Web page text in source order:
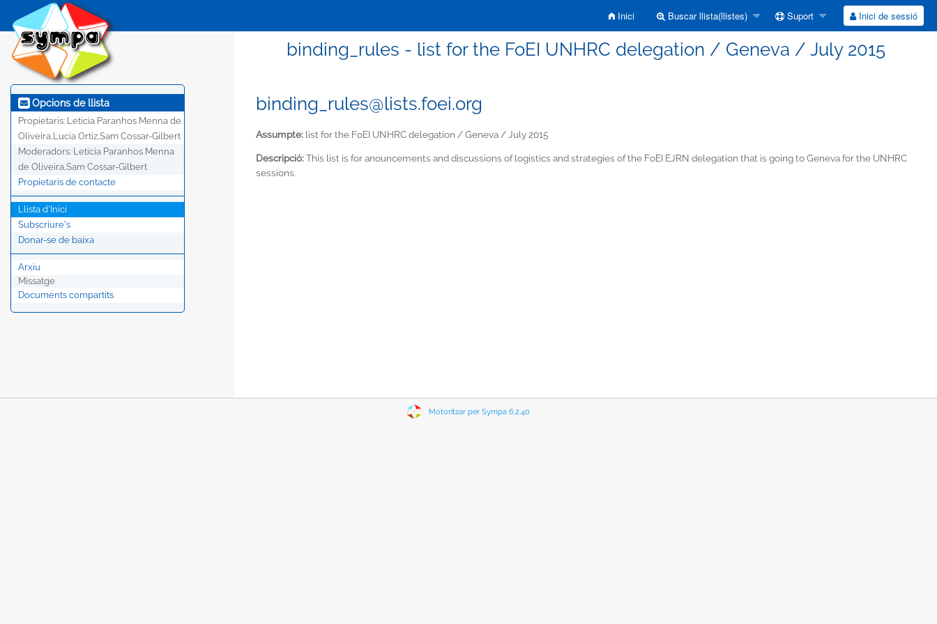
Inici Buscar llista(llistes) Suport Inici de sessió
binding_rules - list for the FoEI UNHRC delegation / Geneva / July 2015
Opcions de llista
Propietaris: Leticia Paranhos Menna de
Oliveira,Lucia Ortiz,Sam Cossar-Gilbert
Moderadors: Leticia Paranhos Menna
de Oliveira,Sam Cossar-Gilbert
Propietaris de contacte
Llista d'Inici
Subscriure's
Donar-se de baixa
Arxiu
Missatge
Documents compartits
binding_rules@lists.foei.org
Assumpte: list for the FoEI UNHRC delegation / Geneva / July 2015
Descripció:This list is for anouncements and discussions of logistics and strategies of the FoEI EJRN delegation that is going to Geneva for the UNHRC
sessions.
Motoritzar per Sympa 6.2.40